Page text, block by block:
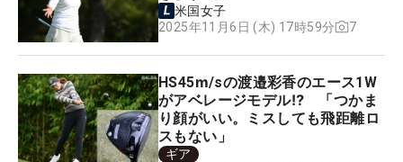
米国女子
2025年11月6日 (木) 17時59分
7
HS45ⅿ/sの渡邉彩香のエース1W
がアベレージモデル⁉ 「つかま
り顔がいい。ミスしても飛距離ロ
スもない」
ギア